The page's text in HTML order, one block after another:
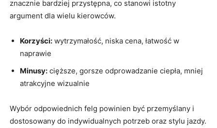
znacznie bardziej przystępna, co stanowi istotny
argument dla wielu kierowców.
Korzyści: wytrzymałość, niska cena, łatwość w
naprawie
Minusy: cięższe, gorsze odprowadzanie ciepła, mniej
atrakcyjne wizualnie
Wybór odpowiednich felg powinien być przemyślany i
dostosowany do indywidualnych potrzeb oraz stylu jazdy.